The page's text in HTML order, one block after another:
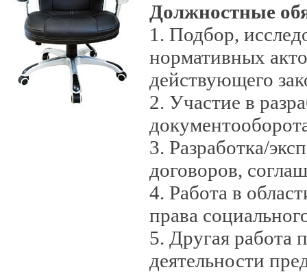
Должностные
1. Подбор,
нормативных
действующего
2. Участие в
3. Разработка/
договоров,
4. Работа в
права
5. Другая работа
деятельности